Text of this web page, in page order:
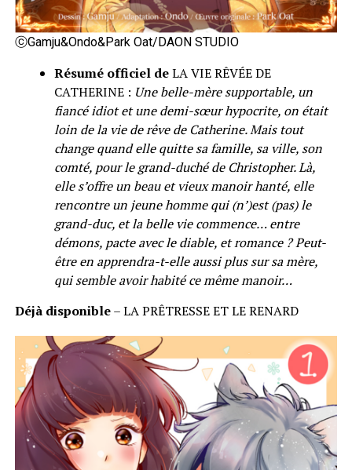
ⓒGamju&Ondo&Park Oat/DAON STUDIO
Résumé officiel deLA VIE RÊVÉE DE
CATHERINE : Une belle-mère supportable, un
fiancé idiot et une demi-sœur hypocrite, on était
loin de la vie de rêve de Catherine. Mais tout
change quand elle quitte sa famille, sa ville, son
comté, pour le grand-duché de Christopher. Là,
elle s’offre un beau et vieux manoir hanté, elle
rencontre un jeune homme qui (n’)est (pas) le
grand-duc, et la belle vie commence… entre
démons, pacte avec le diable, et romance ? Peut-
être en apprendra-t-elle aussi plus sur sa mère,
qui semble avoir habité ce même manoir…
Déjà disponible– LA PRÊTRESSE ET LE RENARD